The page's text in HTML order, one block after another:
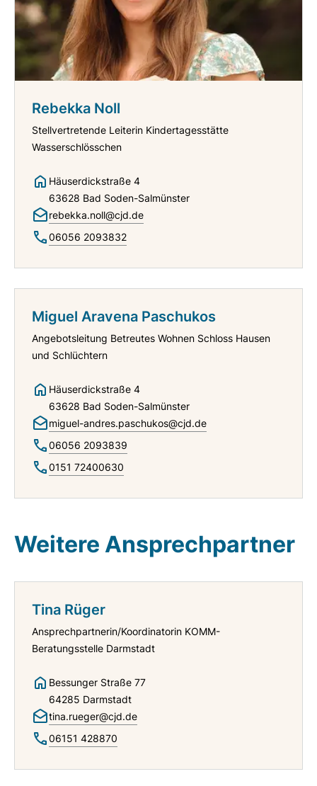
Rebekka Noll
Stellvertretende Leiterin Kindertagesstätte
Wasserschlösschen
Häuserdickstraße 4
63628 Bad Soden-Salmünster
rebekka.noll@cjd.de
06056 2093832
Miguel Aravena Paschukos
Angebotsleitung Betreutes Wohnen Schloss Hausen
und Schlüchtern
Häuserdickstraße 4
63628 Bad Soden-Salmünster
miguel-andres.paschukos@cjd.de
06056 2093839
0151 72400630
Weitere Ansprechpartner
Tina Rüger
Ansprechpartnerin/Koordinatorin KOMM-
Beratungsstelle Darmstadt
Bessunger Straße 77
64285 Darmstadt
tina.rueger@cjd.de
06151 428870